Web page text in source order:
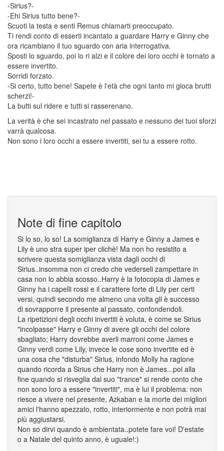
-Sirius?-
-Ehi Sirius tutto bene?-
Scuoti la testa e senti Remus chiamarti preoccupato.
Ti rendi conto di esserti incantato a guardare Harry e Ginny che
ora ricambiano il tuo sguardo con aria interrogativa.
Sposti lo sguardo, poi lo ri alzi e il colore dei loro occhi è tornato a
essere invertito.
Sorridi forzato.
-Si certo, tutto bene! Sapete è l'età che ogni tanto mi gioca brutti
scherzi!-
La butti sul ridere e tutti si rasserenano.
La verità è che sei incastrato nel passato e nessuno dei tuoi sforzi
varrà qualcosa.
Non sono i loro occhi a essere invertiti, sei tu a essere rotto.
Note di fine capitolo
Si lo so, lo so! La somiglianza di Harry e Ginny a James e
Lily è uno stra super iper clichè! Ma non ho resistito a
scrivere questa somiglianza vista dagli occhi di
Sirius..insomma non ci credo che vederseli zampettare in
casa non lo abbia scosso..Harry è la fotocopia di James e
Ginny ha i capelli rossi e il carattere forte di Lily per certi
versi, quindi secondo me almeno una volta gli è successo
di sovrapporre il presente al passato, confondendoli.
La ripetizioni degli occhi invertiti è voluta, è come se Sirius
"incolpasse" Harry e Ginny di avere gli occhi del colore
sbagliato; Harry dovrebbe averli marroni come James e
Ginny verdi come Lily, invece le cose sono invertite ed è
una cosa che "disturba" Sirius, infondo Molly ha ragione
quando ricorda a Sirius che Harry non è James...poi alla
fine quando si risveglia dal suo "trance" si rende conto che
non sono loro a essere "invertiti", ma è lui il problema: non
riesce a vivere nel presente, Azkaban e la morte dei migliori
amici l'hanno spezzato, rotto, interiormente e non potrà mai
più aggiustarsi.
Non so dirvi quando è ambientata..potete fare voi! D'estate
o a Natale del quinto anno, è uguale!:)